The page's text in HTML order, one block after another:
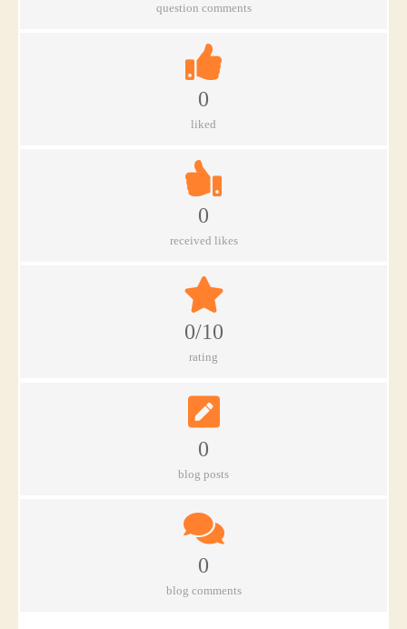
question comments
0
liked
0
received likes
0/10
rating
0
blog posts
0
blog comments